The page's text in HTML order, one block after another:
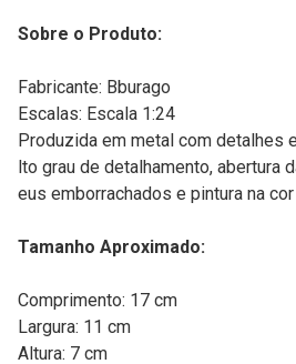
Sobre o Produto:
Fabricante: Bburago
Escalas: Escala 1:24
Produzida em metal com detalhes
lto grau de detalhamento, abertura
eus emborrachados e pintura na cor
Tamanho Aproximado:
Comprimento: 17 cm
Largura: 11 cm
Altura: 7 cm